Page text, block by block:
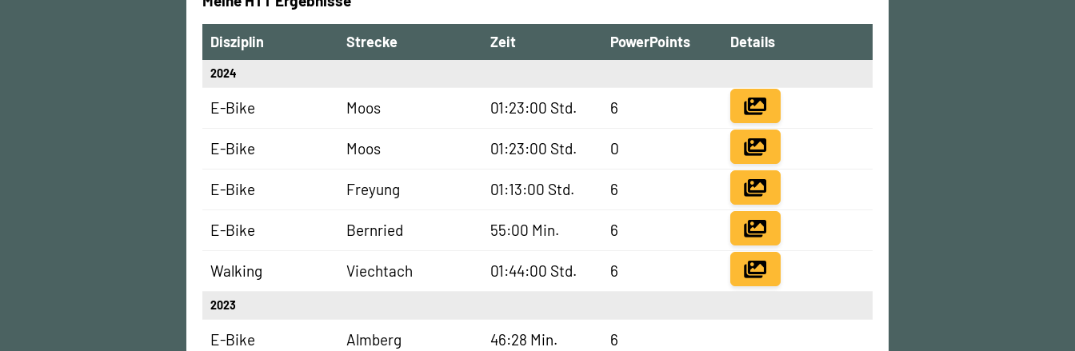
Disziplin Strecke Zeit PowerPoints Details
2024
E-Bike Moos 01:23:00 Std. 6
E-Bike Moos 01:23:00 Std. 0
E-Bike Freyung 01:13:00 Std. 6
E-Bike Bernried 55:00 Min. 6
Walking Viechtach 01:44:00 Std. 6
2023
E-Bike Almberg 46:28 Min. 6